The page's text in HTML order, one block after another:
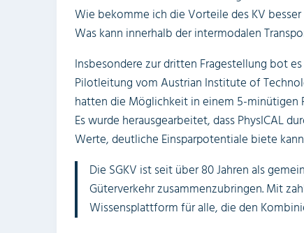
Wie bekomme ich die Vorteile des KV
Was kann innerhalb der intermodalen
Insbesondere zur dritten Fragestellung bot
Pilotleitung vom Austrian Institute of
hatten die Möglichkeit in einem 5-
Es wurde herausgearbeitet, dass PhysICAL
Werte, deutliche Einsparpotentiale biete
Die SGKV ist seit über 80 Jahren als
Güterverkehr zusammenzubringen. Mit
Wissensplattform für alle, die den